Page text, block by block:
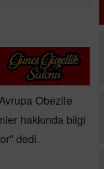
Obezite
hakkında bilgi
dedi.